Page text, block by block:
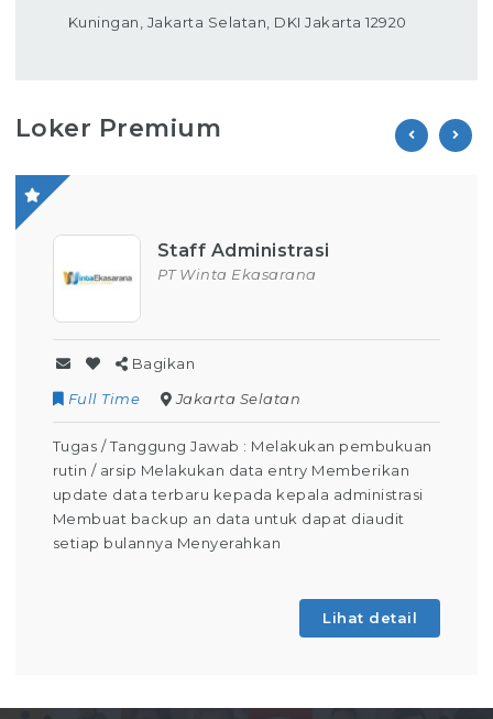
Kuningan, Jakarta Selatan, DKI Jakarta 12920
Loker Premium
Staff Administrasi
PT Winta Ekasarana
Bagikan
Full Time
Jakarta Selatan
Tugas / Tanggung Jawab : Melakukan pembukuan
rutin / arsip Melakukan data entry Memberikan
update data terbaru kepada kepala administrasi
Membuat backup an data untuk dapat diaudit
setiap bulannya Menyerahkan
Lihat detail